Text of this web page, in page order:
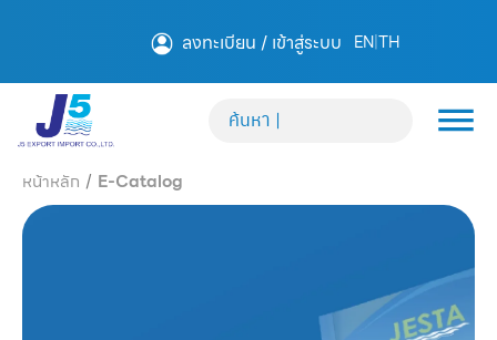
ลงทะเบียน / เข้าสู่ระบบ EN|TH
หน้าหลัก / E-Catalog